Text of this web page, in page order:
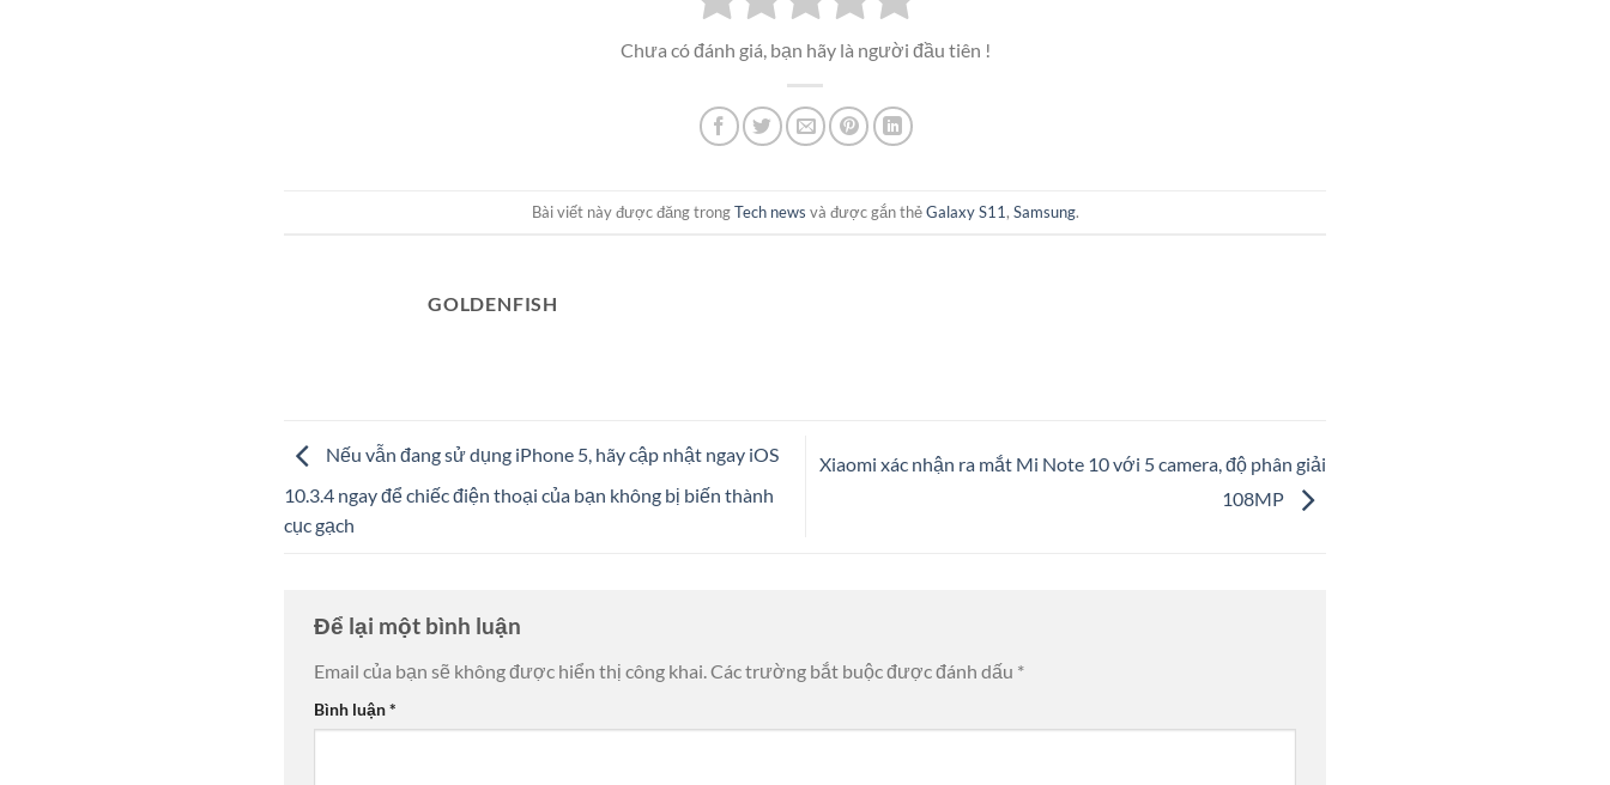
Chưa có đánh giá, bạn hãy là người đầu tiên !
Bài viết này được đăng trongTech news và được gắn thẻGalaxy S11, Samsung.
GOLDENFISH
Nếu vẫn đang sử dụng iPhone 5, hãy cập nhật ngay iOS
10.3.4 ngay để chiếc điện thoại của bạn không bị biến thành
cục gạch
Xiaomi xác nhận ra mắt Mi Note 10 với 5 camera, độ phân giải
108MP
Để lại một bình luận
Email của bạn sẽ không được hiển thị công khai. Các trường bắt buộc được đánh dấu *
Bình luận*